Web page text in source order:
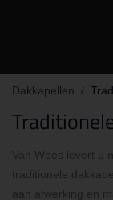
Dakkapellen /
Van Wees levert u
traditionele
aan afwerking en